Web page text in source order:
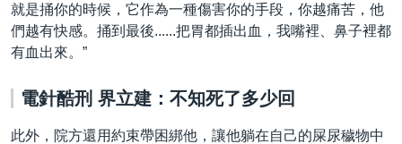
就是捅你的時候，它作為一種傷害你的手段，你越痛苦，他
們越有快感。捅到最後......把胃都插出血，我嘴裡、鼻子裡都
有血出來。”
電針酷刑 界立建：不知死了多少回
此外，院方還用約束帶困綁他，讓他躺在自己的屎尿穢物中